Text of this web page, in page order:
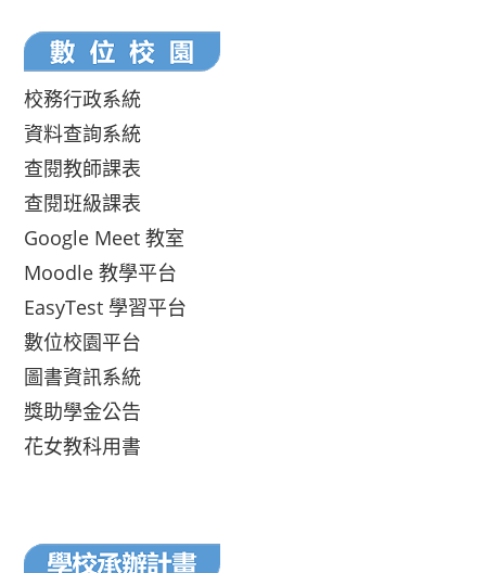
校務行政系統
資料查詢系統
查閱教師課表
查閱班級課表
Google Meet 教室
Moodle 教學平台
EasyTest 學習平台
數位校園平台
圖書資訊系統
獎助學金公告
花女教科用書